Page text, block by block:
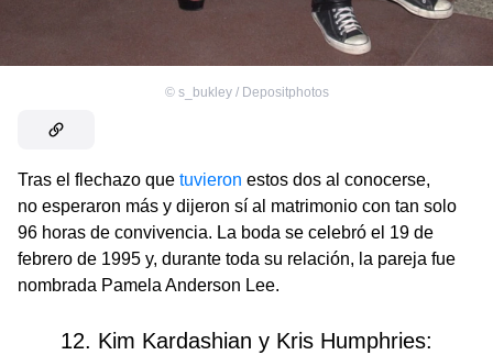
© s_bukley / Depositphotos
Tras el flechazo que tuvieron estos dos al conocerse,
no esperaron más y dijeron sí al matrimonio con tan solo
96 horas de convivencia. La boda se celebró el 19 de
febrero de 1995 y, durante toda su relación, la pareja fue
nombrada Pamela Anderson Lee.
12. Kim Kardashian y Kris Humphries: